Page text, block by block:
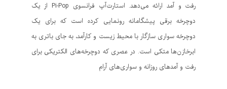
رفت و آمد ارائه می‌دهد. استارت‌آپ فرانسوی Pi-Pop از یک
دوچرخه برقی پیشگامانه رونمایی کرده است که برای یک
دوچرخه سواری سازگار با محیط زیست و کارآمد، به جای باتری به
ابرخازن‌ها متکی است. در عصری که دوچرخه‌های الکتریکی برای
رفت و آمدهای روزانه و سواری‌های آرام